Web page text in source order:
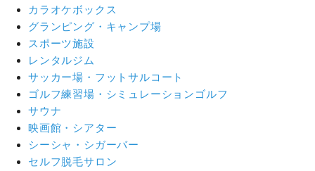
カラオケボックス
グランピング・キャンプ場
スポーツ施設
レンタルジム
サッカー場・フットサルコート
ゴルフ練習場・シミュレーションゴルフ
サウナ
映画館・シアター
シーシャ・シガーバー
セルフ脱毛サロン